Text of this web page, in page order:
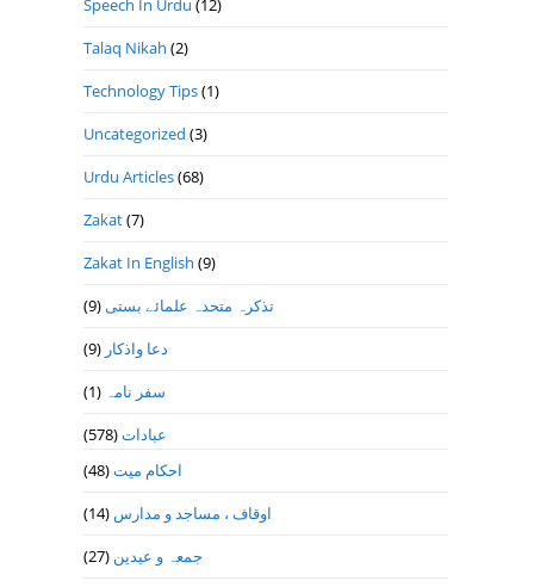
Speech In Urdu (12)
Talaq Nikah (2)
Technology Tips(1)
Uncategorized (3)
Urdu Articles(68)
Zakat(7)
Zakat In English (9)
تذكرہ متحدہ علمائے بستى(9)
دعا واذكار (9)
سفر نامہ (1)
عبادات(578)
احکام میت(48)
اوقاف ، مساجد و مدارس (14)
جمعہ و عیدین (27)